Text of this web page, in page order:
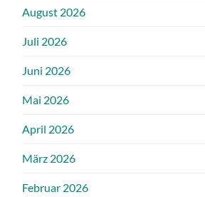
August 2026
Juli 2026
Juni 2026
Mai 2026
April 2026
März 2026
Februar 2026